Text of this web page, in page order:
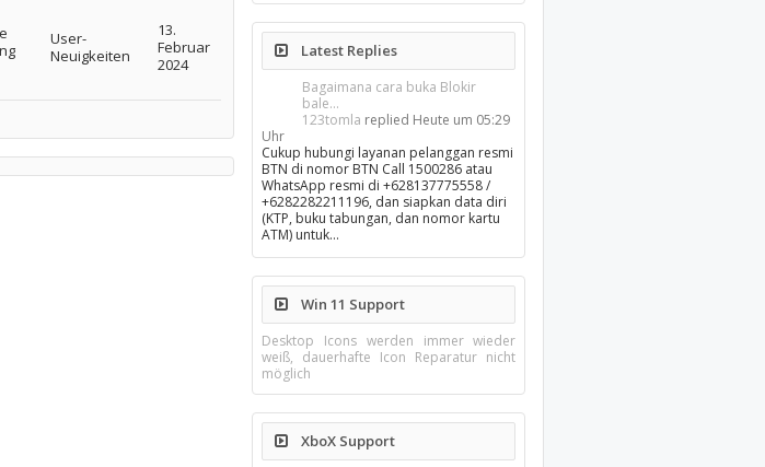
User-
Neuigkeiten
13.
Februar
2024
Latest Replies
Bagaimana cara buka Blokir
bale...
123tomla replied Heute um 05:29
Uhr
Cukup hubungi layanan pelanggan resmi
BTN di nomor BTN Call 1500286 atau
WhatsApp resmi di +628137775558 /
+6282282211196, dan siapkan data diri
(KTP, buku tabungan, dan nomor kartu
ATM) untuk…
Win 11 Support
Desktop Icons werden immer wieder
weiß, dauerhafte Icon Reparatur nicht
möglich
XboX Support